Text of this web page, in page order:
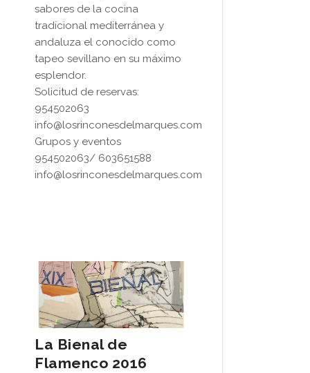
sabores de la cocina
tradicional mediterránea y
andaluza el conocido como
tapeo sevillano en su máximo
esplendor.
Solicitud de reservas:
954502063
info@losrinconesdelmarques.com
Grupos y eventos
954502063/ 603651588
info@losrinconesdelmarques.com
La Bienal de
Flamenco 2016